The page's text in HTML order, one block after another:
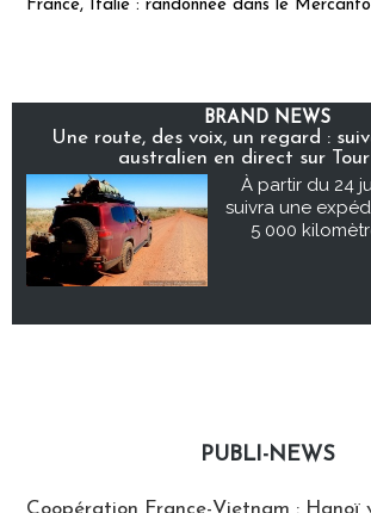
France, Italie : randonnée dans le
BRAND NEWS
Une route, des voix, un regard :
australien en direct sur
À partir du 24
suivra une
5 000
PUBLI-NEWS
Coopération France-Vietnam : Hanoï